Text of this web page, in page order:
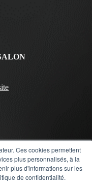
Ces cookies permettent
plus personnalisés, à la
plus d'informations sur les
de confidentialité.